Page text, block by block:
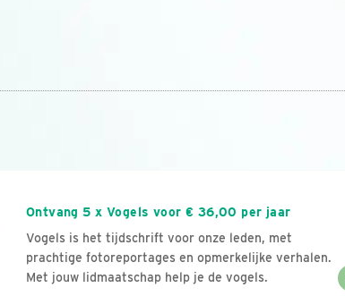
Ontvang 5 x Vogels voor € 36,00 per jaar
Vogels is het tijdschrift voor onze leden, met
prachtige fotoreportages en opmerkelijke verhalen.
Met jouw lidmaatschap help je de vogels.